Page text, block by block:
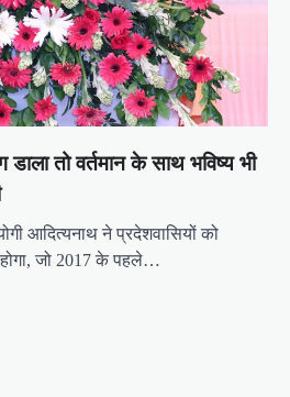
तो वर्तमान के साथ भविष्य भी
आदित्यनाथ ने प्रदेशवासियों को
जो 2017 के पहले…